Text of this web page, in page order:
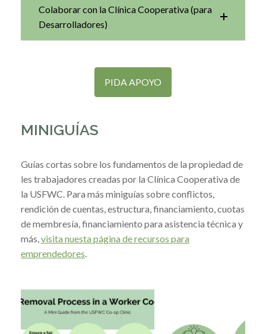
Colaborar con la Clínica Cooperativa (para
Desarrolladores)
PIDA APOYO
MINIGUÍAS
Guías cortas sobre los fundamentos de la propiedad de
les trabajadores creadas por la Clínica Cooperativa de
la USFWC. Para más miniguías sobre conflictos,
rendición de cuentas, estructura, financiamiento, cuotas
de membresía, financiamiento para asistencia técnica y
más, visita nuesta página de recursos para
emprendedores